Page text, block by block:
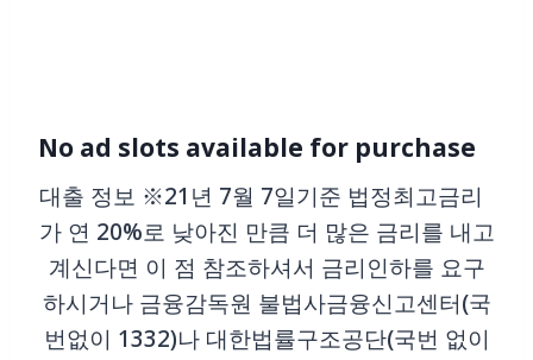
No ad slots available for purchase
대출 정보 ※21년 7월 7일기준 법정최고금리
가 연 20%로 낮아진 만큼 더 많은 금리를 내고
계신다면 이 점 참조하셔서 금리인하를 요구
하시거나 금융감독원 불법사금융신고센터(국
번없이 1332)나 대한법률구조공단(국번 없이